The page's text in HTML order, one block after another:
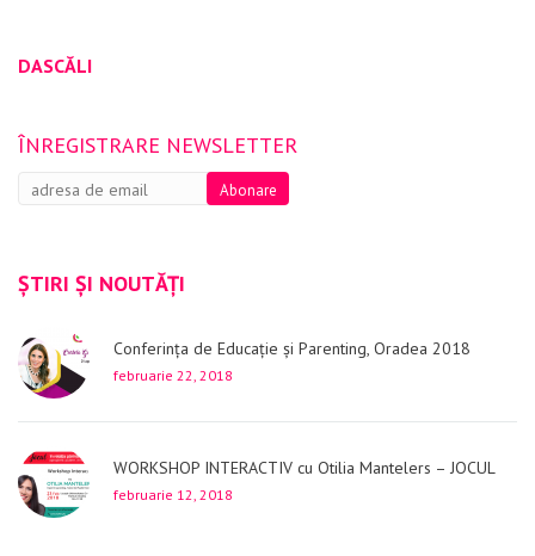
DASCĂLI
ÎNREGISTRARE NEWSLETTER
ȘTIRI ȘI NOUTĂȚI
Conferința de Educație și Parenting, Oradea 2018
februarie 22, 2018
WORKSHOP INTERACTIV cu Otilia Mantelers – JOCUL
februarie 12, 2018